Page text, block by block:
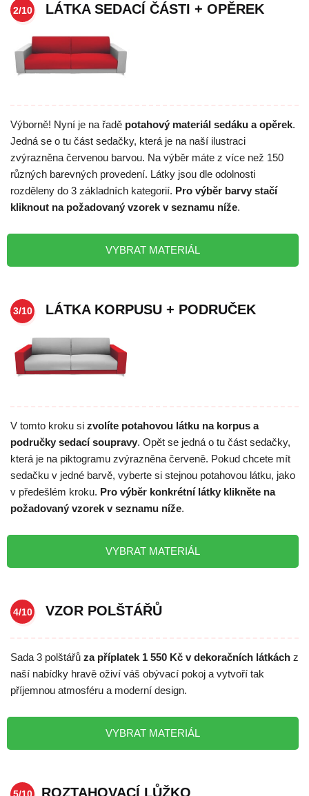
2/10 LÁTKA SEDACÍ ČÁSTI + OPĚREK
Výborně! Nyní je na řadě potahový materiál sedáku a opěrek.
Jedná se o tu část sedačky, která je na naší ilustraci
zvýrazněna červenou barvou. Na výběr máte z více než 150
různých barevných provedení. Látky jsou dle odolnosti
rozděleny do 3 základních kategorií. Pro výběr barvy stačí
kliknout na požadovaný vzorek v seznamu níže.
VYBRAT MATERIÁL
3/10 LÁTKA KORPUSU + PODRUČEK
V tomto kroku si zvolíte potahovou látku na korpus a
područky sedací soupravy. Opět se jedná o tu část sedačky,
která je na piktogramu zvýrazněna červeně. Pokud chcete mít
sedačku v jedné barvě, vyberte si stejnou potahovou látku, jako
v předešlém kroku. Pro výběr konkrétní látky klikněte na
požadovaný vzorek v seznamu níže.
VYBRAT MATERIÁL
4/10 VZOR POLŠTÁŘŮ
Sada 3 polštářů za příplatek 1 550 Kč v dekoračních látkách z
naší nabídky hravě oživí váš obývací pokoj a vytvoří tak
příjemnou atmosféru a moderní design.
VYBRAT MATERIÁL
ROZTAHOVACÍ LŮŽKO